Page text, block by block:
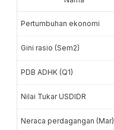
Pertumbuhan ekonomi
Gini rasio (Sem2)
PDB ADHK (Q1)
Nilai Tukar USDIDR
Neraca perdagangan (Mar)